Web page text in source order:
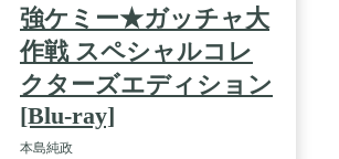
強ケミー★ガッチャ大
作戦 スペシャルコレ
クターズエディション
[Blu-ray]
本島純政